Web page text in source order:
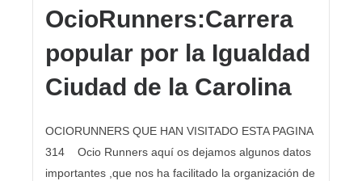
OcioRunners:Carrera
popular por la Igualdad
Ciudad de la Carolina
OCIORUNNERS QUE HAN VISITADO ESTA PAGINA
314 Ocio Runners aquí os dejamos algunos datos
importantes ,que nos ha facilitado la organización de